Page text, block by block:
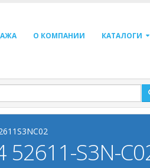
О КОМПАНИИ КАТАЛОГИ
S3N-